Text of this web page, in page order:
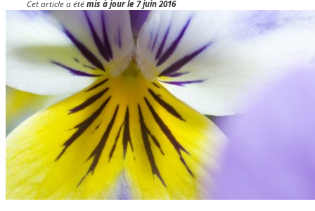
Cet article a été mis à jour le 7 juin 2016